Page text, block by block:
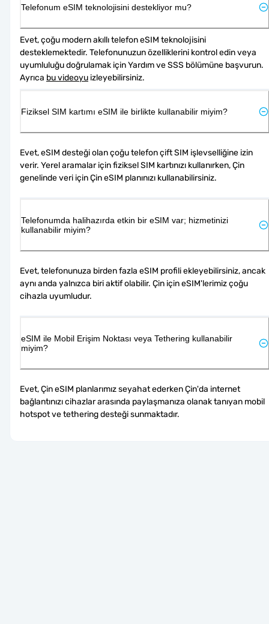
Telefonum eSIM teknolojisini destekliyor mu?
Evet, çoğu modern akıllı telefon eSIM teknolojisini
desteklemektedir. Telefonunuzun özelliklerini kontrol edin veya
uyumluluğu doğrulamak için Yardım ve SSS bölümüne başvurun.
Ayrıca bu videoyu izleyebilirsiniz.
Fiziksel SIM kartımı eSIM ile birlikte kullanabilir miyim?
Evet, eSIM desteği olan çoğu telefon çift SIM işlevselliğine izin
verir. Yerel aramalar için fiziksel SIM kartınızı kullanırken, Çin
genelinde veri için Çin eSIM planınızı kullanabilirsiniz.
Telefonumda halihazırda etkin bir eSIM var; hizmetinizi
kullanabilir miyim?
Evet, telefonunuza birden fazla eSIM profili ekleyebilirsiniz, ancak
aynı anda yalnızca biri aktif olabilir. Çin için eSIM'lerimiz çoğu
cihazla uyumludur.
eSIM ile Mobil Erişim Noktası veya Tethering kullanabilir
miyim?
Evet, Çin eSIM planlarımız seyahat ederken Çin'da internet
bağlantınızı cihazlar arasında paylaşmanıza olanak tanıyan mobil
hotspot ve tethering desteği sunmaktadır.